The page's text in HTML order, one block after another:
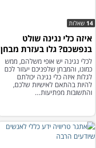
14 שאלות
איזה כלי נגינה שולט
בנפשכם? גלו בעזרת מבחן
האישיות הבא...
לכלי נגינה יש אופי משלהם, ממש
כמונו, והמבחן שלפניכם יעזור לכם
לגלות איזה כלי נגינה יכולתם
להיות בהתאם לאישיות שלכם,
והתשובות מפתיעות...